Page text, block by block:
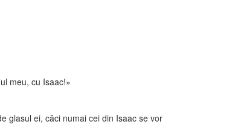
meu, cu Isaac!»
glasul ei, căci numai cei din Isaac se vor